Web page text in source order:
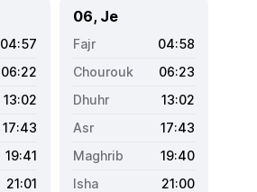
04:57
06:22
13:02
17:43
19:41
21:01
06, Je
04:58
06:23
13:02
17:43
19:40
21:00